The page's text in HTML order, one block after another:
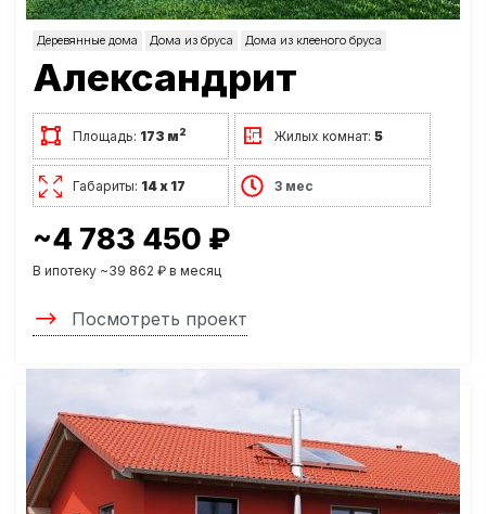
Деревянные дома Дома из бруса Дома из клееного бруса
Александрит
Площадь: 173 м2 Жилых комнат:5
Габариты: 14 х 17 3 мес
~4 783 450 ₽
В ипотеку ~39 862 ₽ в месяц
Посмотреть проект